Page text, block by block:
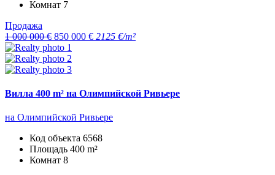
Комнат 7
Продажа
1 000 000 € 850 000 € 2125 €/m²
Вилла 400 m² на Олимпийской Ривьере
на Олимпийской Ривьере
Код объекта 6568
Площадь 400 m²
Комнат 8